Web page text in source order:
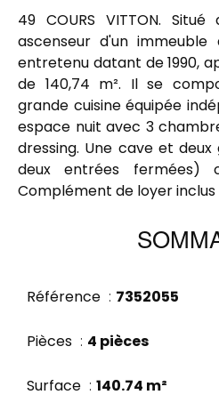
49 COURS VITTON.
ascenseur d'un
entretenu datant de 1990,
de 140,74 m². Il se
grande cuisine équipée
espace nuit avec 3
dressing. Une cave et
deux entrées fermées)
Complément de loyer inclus
Référence 7352055
Pièces 4 pièces
Surface 140.74 m²